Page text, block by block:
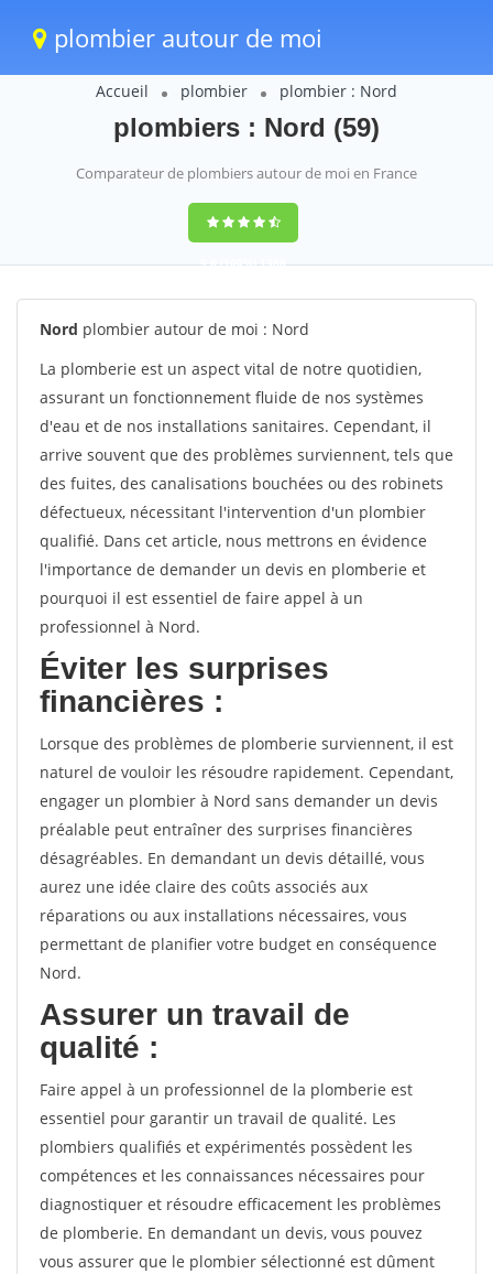
plombier autour de moi
Accueil plombier plombier : Nord
plombiers : Nord (59)
Comparateur de plombiers autour de moi en France
9,6(100%)1388
votes
Nord plombier autour de moi : Nord
La plomberie est un aspect vital de notre quotidien,
assurant un fonctionnement fluide de nos systèmes
d'eau et de nos installations sanitaires. Cependant, il
arrive souvent que des problèmes surviennent, tels que
des fuites, des canalisations bouchées ou des robinets
défectueux, nécessitant l'intervention d'un plombier
qualifié. Dans cet article, nous mettrons en évidence
l'importance de demander un devis en plomberie et
pourquoi il est essentiel de faire appel à un
professionnel à Nord.
Éviter les surprises
financières :
Lorsque des problèmes de plomberie surviennent, il est
naturel de vouloir les résoudre rapidement. Cependant,
engager un plombier à Nord sans demander un devis
préalable peut entraîner des surprises financières
désagréables. En demandant un devis détaillé, vous
aurez une idée claire des coûts associés aux
réparations ou aux installations nécessaires, vous
permettant de planifier votre budget en conséquence
Nord.
Assurer un travail de
qualité :
Faire appel à un professionnel de la plomberie est
essentiel pour garantir un travail de qualité. Les
plombiers qualifiés et expérimentés possèdent les
compétences et les connaissances nécessaires pour
diagnostiquer et résoudre efficacement les problèmes
de plomberie. En demandant un devis, vous pouvez
vous assurer que le plombier sélectionné est dûment